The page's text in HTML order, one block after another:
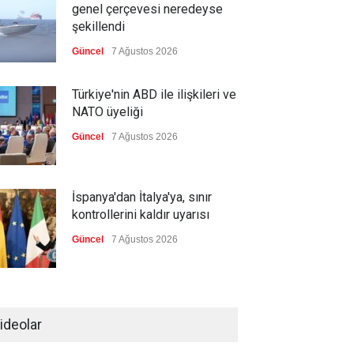
genel çerçevesi neredeyse
şekillendi
Güncel 7 Ağustos 2026
Türkiye'nin ABD ile ilişkileri ve
NATO üyeliği
Güncel 7 Ağustos 2026
İspanya'dan İtalya'ya, sınır
kontrollerini kaldır uyarısı
Güncel 7 Ağustos 2026